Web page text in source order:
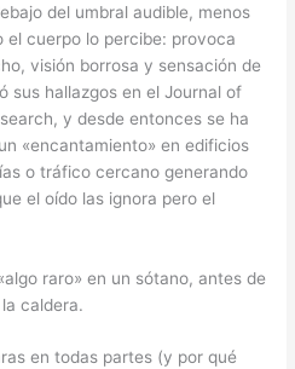
del umbral audible, menos
cuerpo lo percibe: provoca
visión borrosa y sensación de
sus hallazgos en el Journal of
y desde entonces se ha
«encantamiento» en edificios
o tráfico cercano generando
el oído las ignora pero el
raro» en un sótano, antes de
caldera.
en todas partes (y por qué